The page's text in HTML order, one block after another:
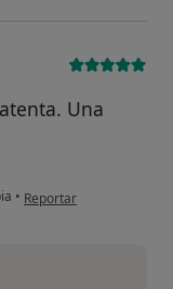
Una
• en opinión del usuario
Reportar